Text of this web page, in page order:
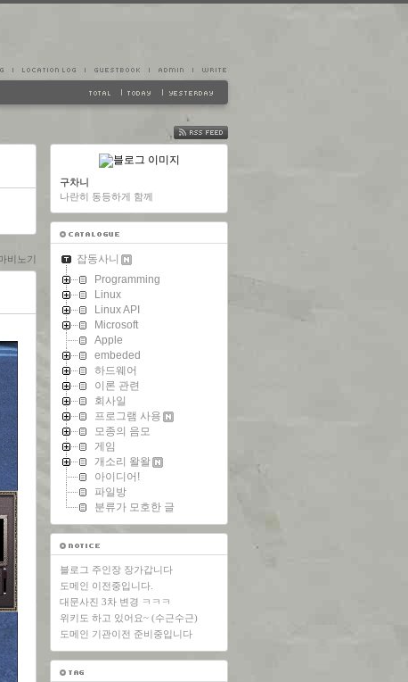
비노기
FEED
구차니
나란히 동등하게 함께
잡동사니
Programming
Linux
Linux API
Microsoft
Apple
embeded
하드웨어
이론 관련
회사일
프로그램 사용
모종의 음모
게임
개소리 왈왈
아이디어!
파일방
분류가 모호한 글
블로그 주인장 장가갑니다
도메인 이전중입니다.
대문사진 3차 변경 ㅋㅋㅋ
위키도 하고 있어요~ (수근수근)
도메인 기관이전 준비중입니다